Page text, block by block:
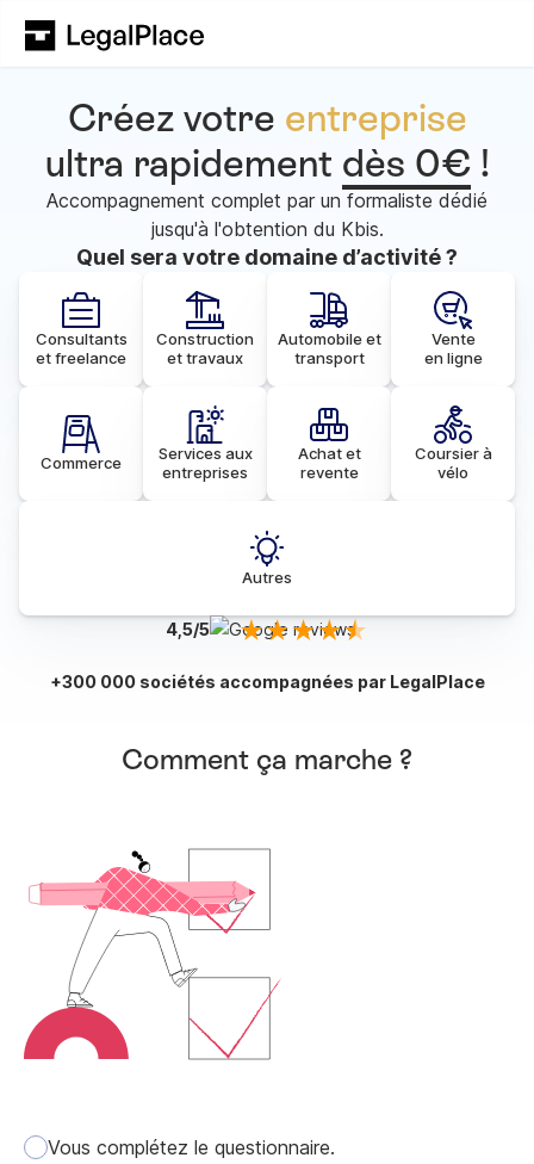
Créez votre entreprise
ultra rapidement dès 0€!
Accompagnement complet par un formaliste dédié
jusqu'à l'obtention du Kbis.
Quel sera votre domaine d’activité ?
Consultants
et freelance
Construction
et travaux
Automobile et
transport
Vente
en ligne
Commerce
Services aux
entreprises
Achat et
revente
Coursier à
vélo
Autres
4,5/5
+300 000 sociétés accompagnées par LegalPlace
Comment ça marche ?
Vous complétez le questionnaire.